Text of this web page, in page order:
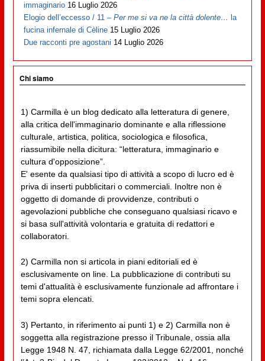
immaginario 16 Luglio 2026
Elogio dell’eccesso / 11 –Per me si va ne la città dolente… la
fucina infernale di Cèline 15 Luglio 2026
Due racconti pre agostani 14 Luglio 2026
Chi siamo
1) Carmilla è un blog dedicato alla letteratura di genere,
alla critica dell'immaginario dominante e alla riflessione
culturale, artistica, politica, sociologica e filosofica,
riassumibile nella dicitura: “letteratura, immaginario e
cultura d'opposizione”.
E' esente da qualsiasi tipo di attività a scopo di lucro ed è
priva di inserti pubblicitari o commerciali. Inoltre non è
oggetto di domande di provvidenze, contributi o
agevolazioni pubbliche che conseguano qualsiasi ricavo e
si basa sull'attività volontaria e gratuita di redattori e
collaboratori.
2) Carmilla non si articola in piani editoriali ed è
esclusivamente on line. La pubblicazione di contributi su
temi d'attualità è esclusivamente funzionale ad affrontare i
temi sopra elencati.
3) Pertanto, in riferimento ai punti 1) e 2) Carmilla non è
soggetta alla registrazione presso il Tribunale, ossia alla
Legge 1948 N. 47, richiamata dalla Legge 62/2001, nonché